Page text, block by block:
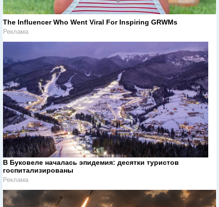
The Influencer Who Went Viral For Inspiring GRWMs
Реклама
В Буковеле началась эпидемия: десятки туристов
госпитализированы
Реклама